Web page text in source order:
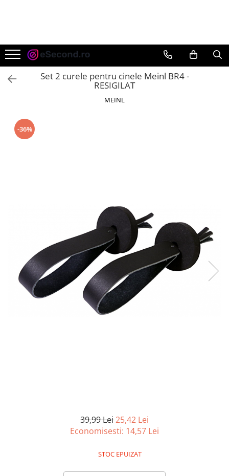
Auto Moto
Accesorii Auto
Anvelope & Jante
Electronice Auto
Intretinere & Cosmetica auto
Curatenie si intretinere
Decoratiuni
Gradinarit
Hobby-uri creative
Iluminat & Electrice
Jaluzele
Kit-uri automatizari porti si usi
Scule electrice si unelte
Silicon, spume si solutii tehnice
Set 2 curele pentru cinele Meinl BR4 -
RESIGILAT
MEINL
-36%
39,99 Lei25,42 Lei
Economisesti: 14,57 Lei
STOC EPUIZAT